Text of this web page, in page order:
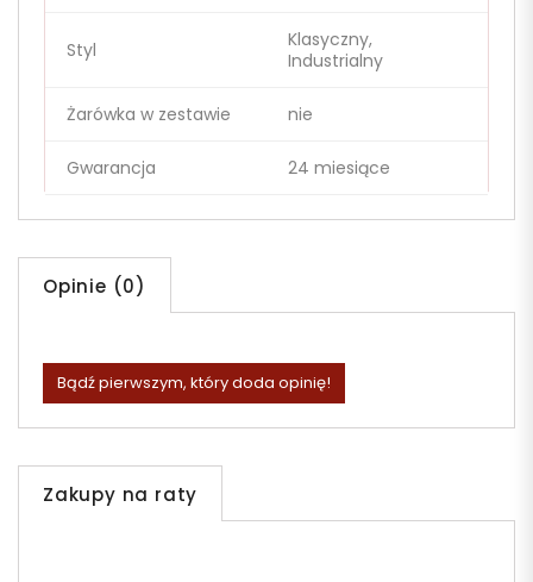
Styl
Klasyczny,
Industrialny
Żarówka w zestawie nie
Gwarancja 24 miesiące
Opinie (0)
Bądź pierwszym, który doda opinię!
Zakupy na raty